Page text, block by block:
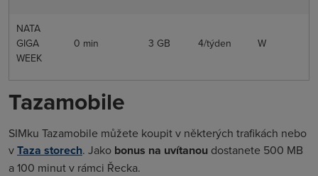
NATA
GIGA
WEEK
0 min 3 GB 4/týden W
Tazamobile
SIMku Tazamobile můžete koupit v některých trafikách nebo
vTaza storech. Jako bonus na uvítanou dostanete 500 MB
a 100 minut v rámci Řecka.